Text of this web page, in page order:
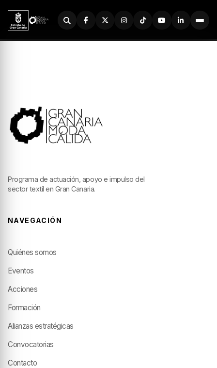
Buscador
Programa de actuación, apoyo e impulso del
sector textil en Gran Canaria.
NAVEGACIÓN
Quiénes somos
Eventos
Acciones
Formación
Alianzas estratégicas
Convocatorias
Contacto